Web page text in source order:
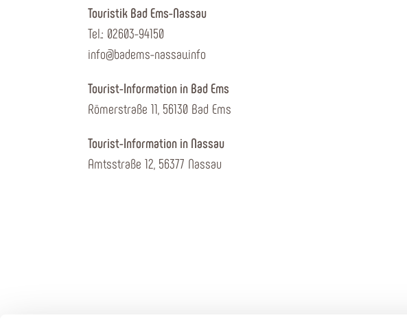
Touristik Bad Ems-Nassau
Tel.: 02603-94150
info@badems-nassau.info
Tourist-Information in Bad Ems
Römerstraße 11, 56130 Bad Ems
Tourist-Information in Nassau
Amtsstraße 12, 56377 Nassau